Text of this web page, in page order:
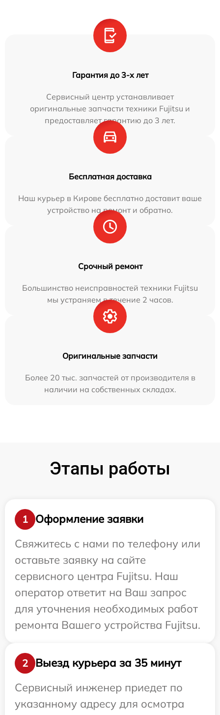
Гарантия до 3-х лет
Сервисный центр устанавливает
оригинальные запчасти техники Fujitsu и
предоставляет гарантию до 3 лет.
Бесплатная доставка
Наш курьер в Кирове бесплатно доставит ваше
устройство на ремонт и обратно.
Срочный ремонт
Большинство неисправностей техники Fujitsu
мы устраняем в течение 2 часов.
Оригинальные запчасти
Более 20 тыс. запчастей от производителя в
наличии на собственных складах.
Этапы работы
1
Оформление заявки
Свяжитесь с нами по телефону или
оставьте заявку на сайте
сервисного центра Fujitsu. Наш
оператор ответит на Ваш запрос
для уточнения необходимых работ
ремонта Вашего устройства Fujitsu.
2
Выезд курьера за 35 минут
Сервисный инженер приедет по
указанному адресу для осмотра